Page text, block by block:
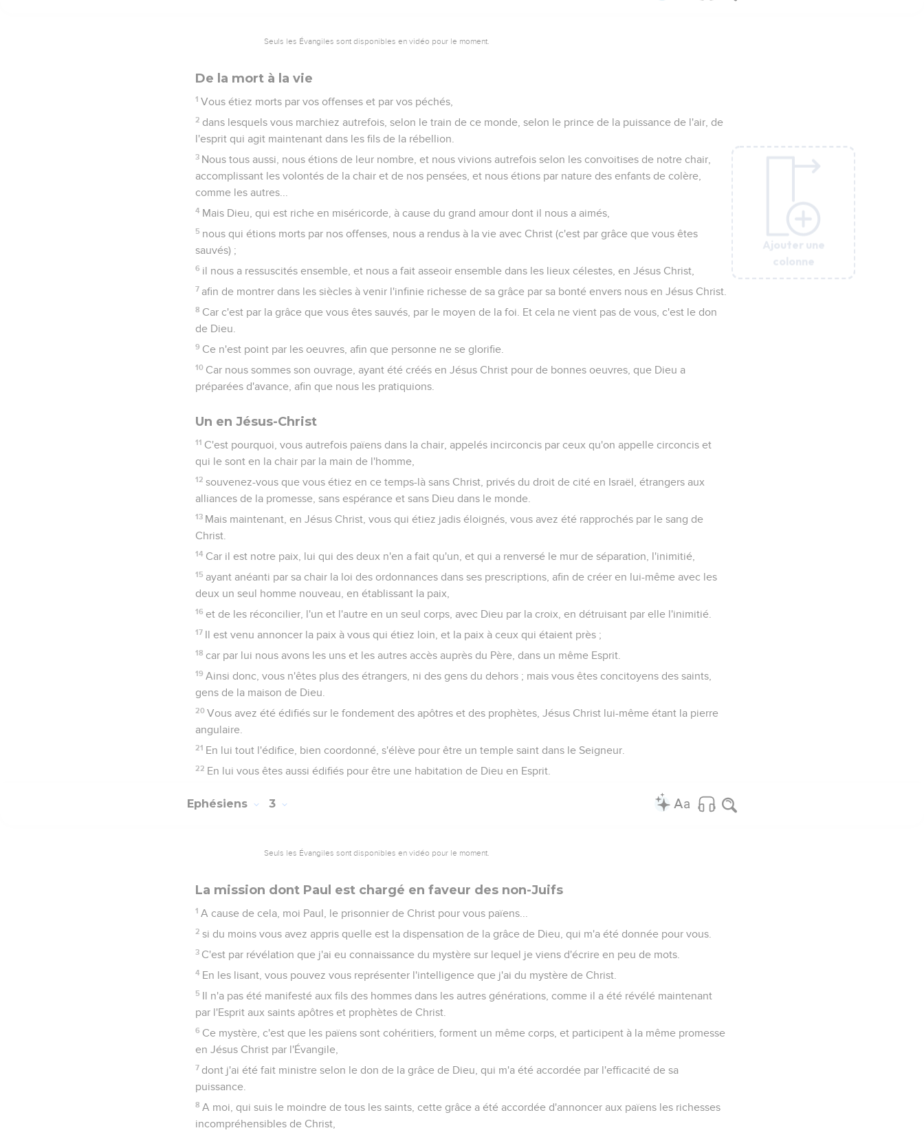
Ajouter une
colonne
Seuls les Évangiles sont disponibles en vidéo pour le moment.
De la mort à la vie
1 Vous étiez morts par vos offenses et par vos péchés,
2 dans lesquels vous marchiez autrefois, selon le train de ce monde, selon le prince de la puissance de l'air, de
l'esprit qui agit maintenant dans les fils de la rébellion.
3 Nous tous aussi, nous étions de leur nombre, et nous vivions autrefois selon les convoitises de notre chair,
accomplissant les volontés de la chair et de nos pensées, et nous étions par nature des enfants de colère,
comme les autres...
4 Mais Dieu, qui est riche en miséricorde, à cause du grand amour dont il nous a aimés,
5 nous qui étions morts par nos offenses, nous a rendus à la vie avec Christ (c'est par grâce que vous êtes
sauvés) ;
6 il nous a ressuscités ensemble, et nous a fait asseoir ensemble dans les lieux célestes, en Jésus Christ,
7 afin de montrer dans les siècles à venir l'infinie richesse de sa grâce par sa bonté envers nous en Jésus Christ.
8 Car c'est par la grâce que vous êtes sauvés, par le moyen de la foi. Et cela ne vient pas de vous, c'est le don
de Dieu.
9 Ce n'est point par les oeuvres, afin que personne ne se glorifie.
10 Car nous sommes son ouvrage, ayant été créés en Jésus Christ pour de bonnes oeuvres, que Dieu a
préparées d'avance, afin que nous les pratiquions.
Un en Jésus-Christ
11 C'est pourquoi, vous autrefois païens dans la chair, appelés incirconcis par ceux qu'on appelle circoncis et
qui le sont en la chair par la main de l'homme,
12 souvenez-vous que vous étiez en ce temps-là sans Christ, privés du droit de cité en Israël, étrangers aux
alliances de la promesse, sans espérance et sans Dieu dans le monde.
13 Mais maintenant, en Jésus Christ, vous qui étiez jadis éloignés, vous avez été rapprochés par le sang de
Christ.
14 Car il est notre paix, lui qui des deux n'en a fait qu'un, et qui a renversé le mur de séparation, l'inimitié,
15 ayant anéanti par sa chair la loi des ordonnances dans ses prescriptions, afin de créer en lui-même avec les
deux un seul homme nouveau, en établissant la paix,
16 et de les réconcilier, l'un et l'autre en un seul corps, avec Dieu par la croix, en détruisant par elle l'inimitié.
17 Il est venu annoncer la paix à vous qui étiez loin, et la paix à ceux qui étaient près ;
18 car par lui nous avons les uns et les autres accès auprès du Père, dans un même Esprit.
19 Ainsi donc, vous n'êtes plus des étrangers, ni des gens du dehors ; mais vous êtes concitoyens des saints,
gens de la maison de Dieu.
20 Vous avez été édifiés sur le fondement des apôtres et des prophètes, Jésus Christ lui-même étant la pierre
angulaire.
21 En lui tout l'édifice, bien coordonné, s'élève pour être un temple saint dans le Seigneur.
22 En lui vous êtes aussi édifiés pour être une habitation de Dieu en Esprit.
Ajouter une
colonne
Ephésiens 3
Seuls les Évangiles sont disponibles en vidéo pour le moment.
La mission dont Paul est chargé en faveur des non-Juifs
1 A cause de cela, moi Paul, le prisonnier de Christ pour vous païens...
2 si du moins vous avez appris quelle est la dispensation de la grâce de Dieu, qui m'a été donnée pour vous.
3 C'est par révélation que j'ai eu connaissance du mystère sur lequel je viens d'écrire en peu de mots.
4 En les lisant, vous pouvez vous représenter l'intelligence que j'ai du mystère de Christ.
5 Il n'a pas été manifesté aux fils des hommes dans les autres générations, comme il a été révélé maintenant
par l'Esprit aux saints apôtres et prophètes de Christ.
6 Ce mystère, c'est que les païens sont cohéritiers, forment un même corps, et participent à la même promesse
en Jésus Christ par l'Évangile,
7 dont j'ai été fait ministre selon le don de la grâce de Dieu, qui m'a été accordée par l'efficacité de sa
puissance.
8 A moi, qui suis le moindre de tous les saints, cette grâce a été accordée d'annoncer aux païens les richesses
incompréhensibles de Christ,
Ajouter une
colonne
Ajouter une
colonne
Ajouter une
colonne